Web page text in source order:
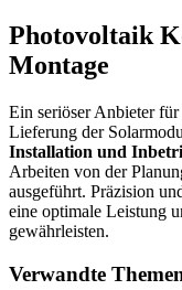
Photovoltaik
Montage
Ein seriöser Anbieter
Lieferung der
Installation und
Arbeiten von der
ausgeführt. Präzision
eine optimale Leistung
gewährleisten.
Verwandte